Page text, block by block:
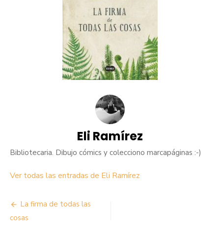
Eli Ramírez
Bibliotecaria. Dibujo cómics y colecciono marcapáginas :-)
Ver todas las entradas de Eli Ramírez
Navegación
de
La firma de todas las
cosas